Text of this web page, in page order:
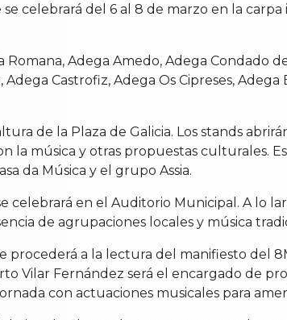
celebrará del 6 al 8 de marzo en la carpa
Adega Amedo, Adega Condado
Castrofiz, Adega Os Cipreses, Adega
de la Plaza de Galicia. Los stands
la música y otras propuestas culturales.
da Música y el grupo Assia.
celebrará en el Auditorio Municipal. A lo
de agrupaciones locales y música
procederá a la lectura del manifiesto del
Vilar Fernández será el encargado de
con actuaciones musicales para